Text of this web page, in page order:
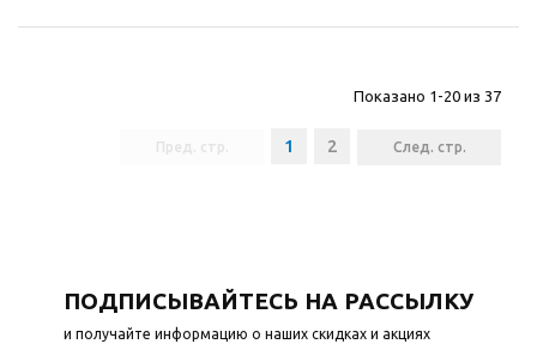
Показано 1-20 из 37
Пред. стр. 1 2 След. стр.
ПОДПИСЫВАЙТЕСЬ НА РАССЫЛКУ
и получайте информацию о наших скидках и акциях